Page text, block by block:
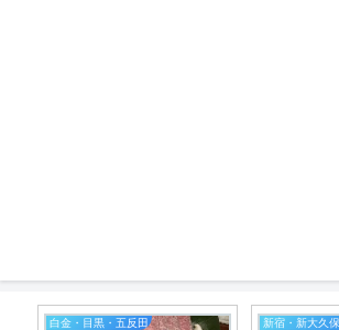
白金・目黒・五反田 新宿・新大久